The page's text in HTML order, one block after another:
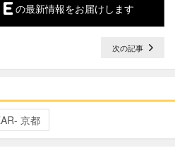
の最新情報をお届けします
次の記事
京都